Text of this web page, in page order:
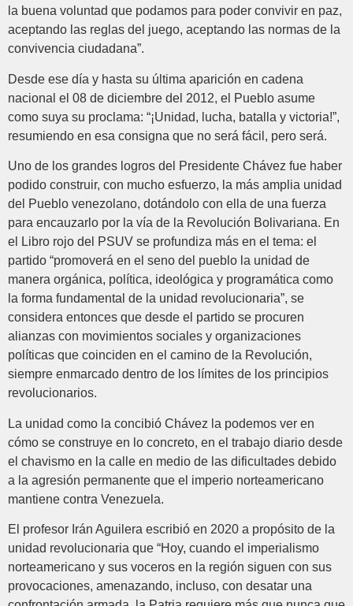
la buena voluntad que podamos para poder convivir en paz,
aceptando las reglas del juego, aceptando las normas de la
convivencia ciudadana”.
Desde ese día y hasta su última aparición en cadena
nacional el 08 de diciembre del 2012, el Pueblo asume
como suya su proclama: “¡Unidad, lucha, batalla y victoria!”,
resumiendo en esa consigna que no será fácil, pero será.
Uno de los grandes logros del Presidente Chávez fue haber
podido construir, con mucho esfuerzo, la más amplia unidad
del Pueblo venezolano, dotándolo con ella de una fuerza
para encauzarlo por la vía de la Revolución Bolivariana. En
el Libro rojo del PSUV se profundiza más en el tema: el
partido “promoverá en el seno del pueblo la unidad de
manera orgánica, política, ideológica y programática como
la forma fundamental de la unidad revolucionaria”, se
considera entonces que desde el partido se procuren
alianzas con movimientos sociales y organizaciones
políticas que coinciden en el camino de la Revolución,
siempre enmarcado dentro de los límites de los principios
revolucionarios.
La unidad como la concibió Chávez la podemos ver en
cómo se construye en lo concreto, en el trabajo diario desde
el chavismo en la calle en medio de las dificultades debido
a la agresión permanente que el imperio norteamericano
mantiene contra Venezuela.
El profesor Irán Aguilera escribió en 2020 a propósito de la
unidad revolucionaria que “Hoy, cuando el imperialismo
norteamericano y sus voceros en la región siguen con sus
provocaciones, amenazando, incluso, con desatar una